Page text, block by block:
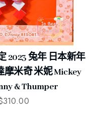
2023 兔年 日本新年
摩米奇 米妮 Mickey
& Thumper
310.00